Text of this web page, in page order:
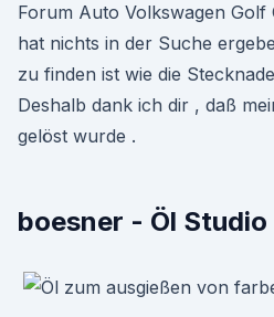
Forum Auto Volkswagen Golf
hat nichts in der Suche
zu finden ist wie die
Deshalb dank ich dir , daß
gelöst wurde .
boesner - Öl